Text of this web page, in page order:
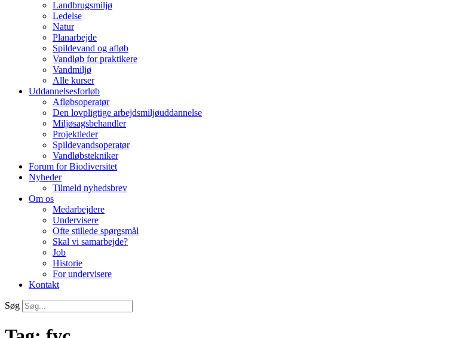
Landbrugsmiljø
Ledelse
Natur
Planarbejde
Spildevand og afløb
Vandløb for praktikere
Vandmiljø
Alle kurser
Uddannelsesforløb
Afløbsoperatør
Den lovpligtige arbejdsmiljøuddannelse
Miljøsagsbehandler
Projektleder
Spilde­vands­operatør
Vandløbstekniker
Forum for Biodiversitet
Nyheder
Tilmeld nyhedsbrev
Om os
Medarbejdere
Undervisere
Ofte stillede spørgsmål
Skal vi samarbejde?
Job
Historie
For undervisere
Kontakt
Søg